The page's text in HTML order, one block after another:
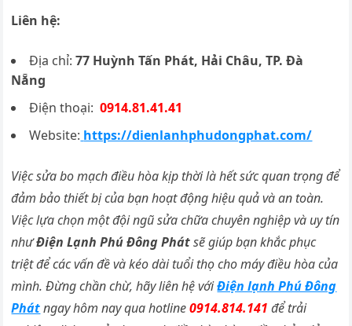
Liên hệ:
Địa chỉ:77 Huỳnh Tấn Phát, Hải Châu, TP. Đà
Nẵng
Điện thoại: 0914.81.41.41
Website: https://dienlanhphudongphat.com/
Việc sửa bo mạch điều hòa kịp thời là hết sức quan trọng để
đảm bảo thiết bị của bạn hoạt động hiệu quả và an toàn.
Việc lựa chọn một đội ngũ sửa chữa chuyên nghiệp và uy tín
nhưĐiện Lạnh Phú Đông Phátsẽ giúp bạn khắc phục
triệt để các vấn đề và kéo dài tuổi thọ cho máy điều hòa của
mình. Đừng chần chừ, hãy liên hệ vớiĐiện lạnh Phú Đông
Phátngay hôm nay qua hotline0914.814.141 để trải